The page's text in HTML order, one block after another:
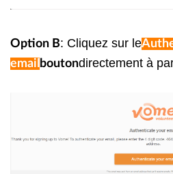
Option B: Cliquez sur le
email boutondirectement à